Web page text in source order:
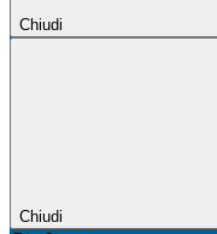
Chiudi
Chiudi